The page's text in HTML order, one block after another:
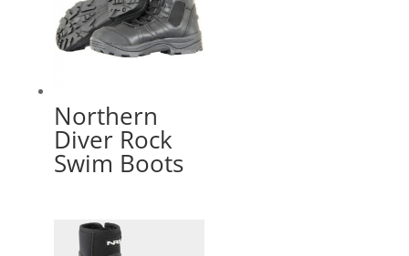
Northern
Diver Rock
Swim Boots